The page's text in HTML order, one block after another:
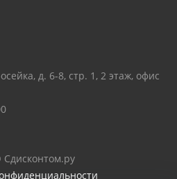
д. 6-8, стр. 1, 2 этаж, офис